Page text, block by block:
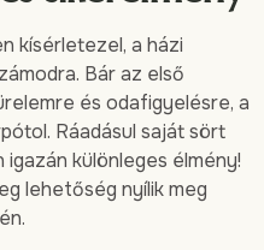
kísérletezel, a házi
Bár az első
és odafigyelésre, a
Ráadásul saját sört
különleges élmény!
lehetőség nyílik meg